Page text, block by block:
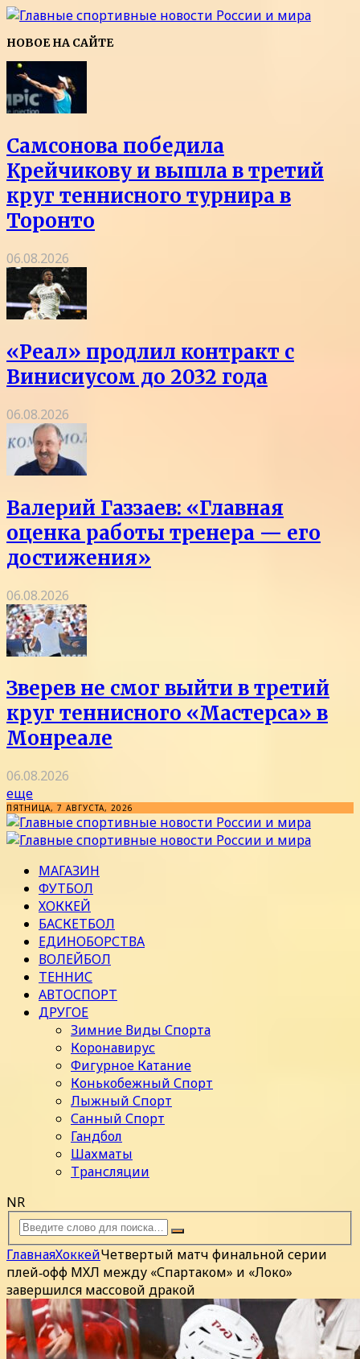
НОВОЕ НА САЙТЕ
Самсонова победила
Крейчикову и вышла в третий
круг теннисного турнира в
Торонто
06.08.2026
«Реал» продлил контракт с
Винисиусом до 2032 года
06.08.2026
Валерий Газзаев: «Главная
оценка работы тренера — его
достижения»
06.08.2026
Зверев не смог выйти в третий
круг теннисного «Мастерса» в
Монреале
06.08.2026
еще
ПЯТНИЦА, 7 АВГУСТА, 2026
МАГАЗИН
ФУТБОЛ
ХОККЕЙ
БАСКЕТБОЛ
ЕДИНОБОРСТВА
ВОЛЕЙБОЛ
ТЕННИС
АВТОСПОРТ
ДРУГОЕ
Зимние Виды Спорта
Коронавирус
Фигурное Катание
Конькобежный Спорт
Лыжный Спорт
Санный Спорт
Гандбол
Шахматы
Трансляции
NR
ГлавнаяХоккейЧетвертый матч финальной серии
плей‑офф МХЛ между «Спартаком» и «Локо»
завершился массовой дракой